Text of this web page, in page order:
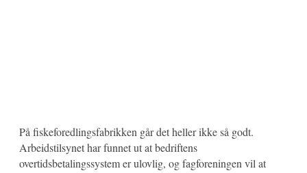
På fiskeforedlingsfabrikken går det heller ikke så godt.
Arbeidstilsynet har funnet ut at bedriftens
overtidsbetalingssystem er ulovlig, og fagforeningen vil at